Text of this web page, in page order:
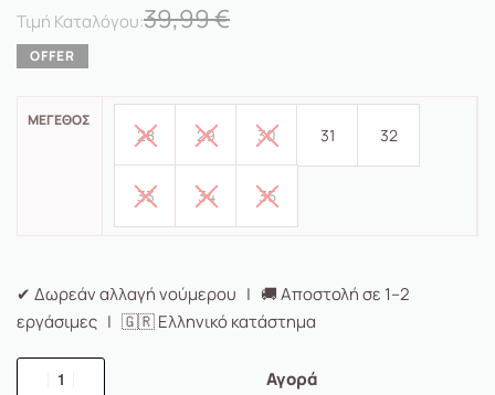
39,99€
ΜΈΓΕΘΟΣ
28 29 30 31 32
33 34 35
✔ Δωρεάν αλλαγή νούμερου | 🚚 Αποστολή σε 1–2
εργάσιμες | 🇬🇷 Ελληνικό κατάστημα
Αγορά